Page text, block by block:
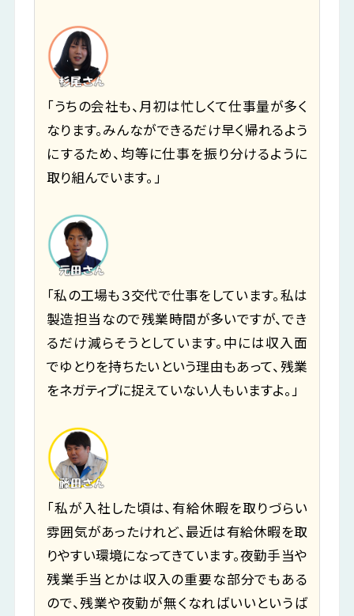
「うちの会社も、月初は忙しくて仕事量が多く
なります。みんなができるだけ早く帰れるよう
にするため、均等に仕事を振り分けるように
取り組んでいます。」
「私の工場も３交代で仕事をしています。私は
製造担当なので残業時間が多いですが、でき
るだけ減らそうとしています。中には収入面
でゆとりを持ちたいという理由もあって、残業
をネガティブに捉えていない人もいますよ。」
「私が入社した頃は、有給休暇を取りづらい
雰囲気があったけれど、最近は有給休暇を取
りやすい環境になってきています。夜勤手当や
残業手当とかは収入の重要な部分でもある
ので、残業や夜勤が無くなればいいというば